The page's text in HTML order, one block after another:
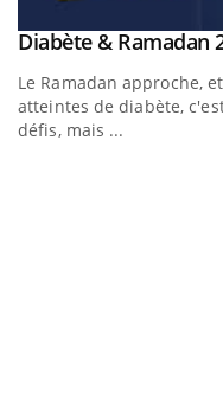
Youtube
Diabète & Ramadan
Le Ramadan approche,
atteintes de diabète,
défis, mais ...